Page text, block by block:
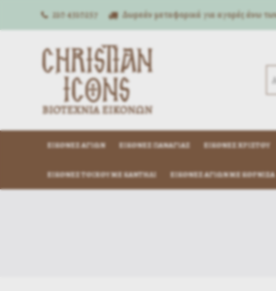
210 4310257 Δωρεάν μεταφορικά για αγορές άνω
ΕΙΚΌΝΕΣ ΑΓΊΩΝ ΕΙΚΌΝΕΣ ΠΑΝΑΓΊΑΣ ΕΙΚΌΝΕΣ ΧΡΙΣΤΟΎ
ΕΙΚΌΝΕΣ ΤΟΊΧΟΥ ΜΕ ΚΑΝΤΉΛΙ ΕΙΚΌΝΕΣ ΑΓΊΩΝ ΜΕ ΚΟΡΝΊΖΑ